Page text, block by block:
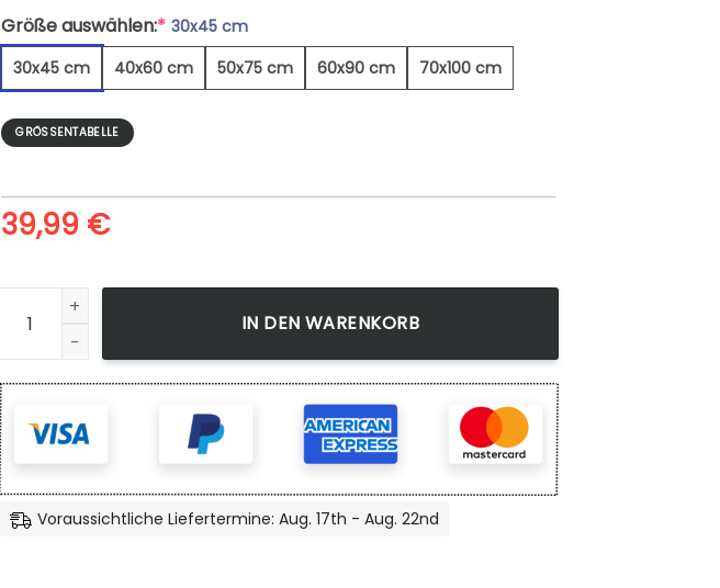
Größe auswählen:* 30x45 cm
30x45 cm
40x60 cm 50x75 cm 60x90 cm 70x100 cm
GRÖSSENTABELLE
39,99 €
Baby Highland Cow Monochrom - Leinwandbild Menge
IN DEN WARENKORB
Voraussichtliche Liefertermine: Aug. 17th - Aug. 22nd